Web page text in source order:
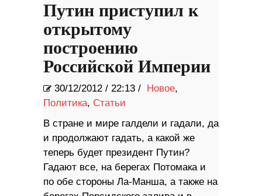
Путин приступил к
открытому
построению
Российской Империи
30/12/2012 / 22:13 / Новое,
Политика, Статьи
В стране и мире галдели и гадали, да
и продолжают гадать, а какой же
теперь будет президент Путин?
Гадают все, на берегах Потомака и
по обе стороны Ла-Манша, а также на